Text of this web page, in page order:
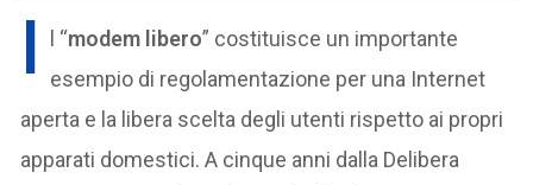
I l “modem libero” costituisce un importante
esempio di regolamentazione per una Internet
aperta e la libera scelta degli utenti rispetto ai propri
apparati domestici. A cinque anni dalla Delibera